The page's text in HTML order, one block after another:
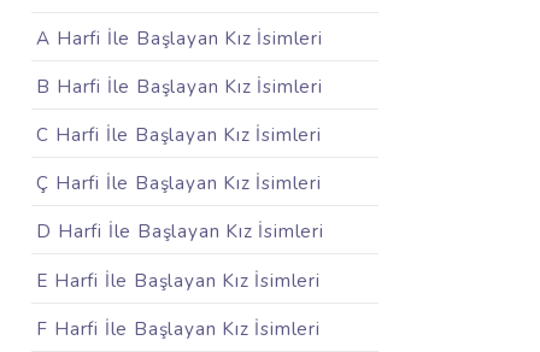
A Harfi İle Başlayan Kız İsimleri
B Harfi İle Başlayan Kız İsimleri
C Harfi İle Başlayan Kız İsimleri
Ç Harfi İle Başlayan Kız İsimleri
D Harfi İle Başlayan Kız İsimleri
E Harfi İle Başlayan Kız İsimleri
F Harfi İle Başlayan Kız İsimleri